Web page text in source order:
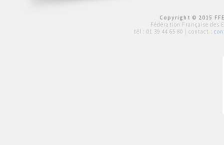
Copyright © 2015
Fédération Française des
tél : 01 39 44 65 80 | contact :